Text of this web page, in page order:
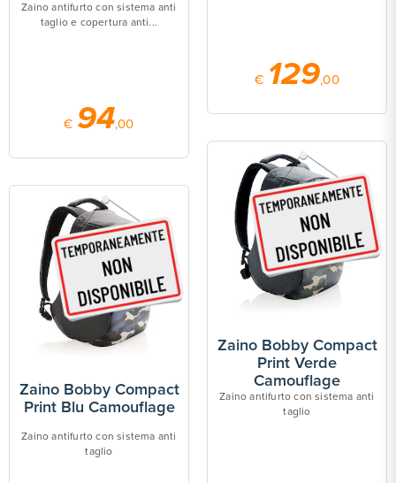
€ 129,00
Zaino antifurto con sistema anti
taglio e copertura anti...
€ 94,00
Zaino Bobby Compact
Print Verde
Camouflage
Zaino antifurto con sistema anti
taglio
Zaino Bobby Compact
Print Blu Camouflage
Zaino antifurto con sistema anti
taglio